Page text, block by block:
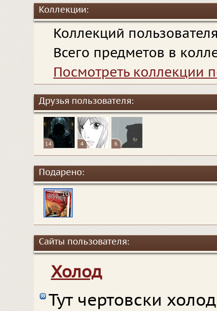
Коллекции:
Коллекций
Всего предметов в
Посмотреть коллекции
Друзья пользователя:
14 4 6
Подарено:
10
Сайты пользователя:
Холод
Тут чертовски